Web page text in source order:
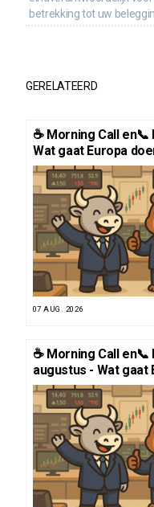
betrekking tot uw
GERELATEERD
☕️ Morning Call
Wat gaat Europa
07 AUG. 2026
☕️ Morning Call
augustus - Wat gaat